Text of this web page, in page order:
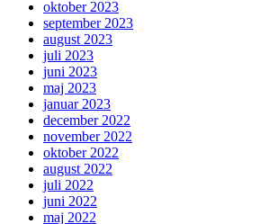
oktober 2023
september 2023
august 2023
juli 2023
juni 2023
maj 2023
januar 2023
december 2022
november 2022
oktober 2022
august 2022
juli 2022
juni 2022
maj 2022